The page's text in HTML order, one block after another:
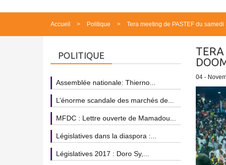
Accueil Politique Tera meeting de PASTEF du
04 -
POLITIQUE
Assemblée nationale: Thierno...
L’énorme scandale des marchés de...
MFDC : Lettre ouverte de Mamadou...
Législatives dans la diaspora :...
Législatives 2017 : Doro Sy,...